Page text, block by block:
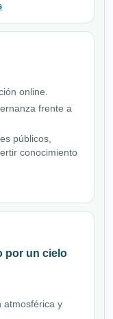
online.
frente a
públicos,
conocimiento
por un cielo
atmosférica y